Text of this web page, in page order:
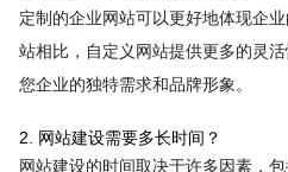
定制的企业网站可以更好地体现企
站相比，自定义网站提供更多的灵
您企业的独特需求和品牌形象。
2. 网站建设需要多长时间？
网站建设的时间取决于许多因素，